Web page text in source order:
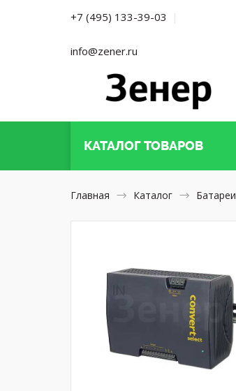
+7 (495) 133-39-03 |
info@zener.ru
КАТАЛОГТОВАРОВ
Главная Каталог Батареи